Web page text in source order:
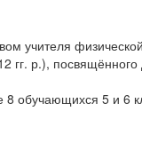
учителя
гг. р.),
8 обучающихся 5 и 6